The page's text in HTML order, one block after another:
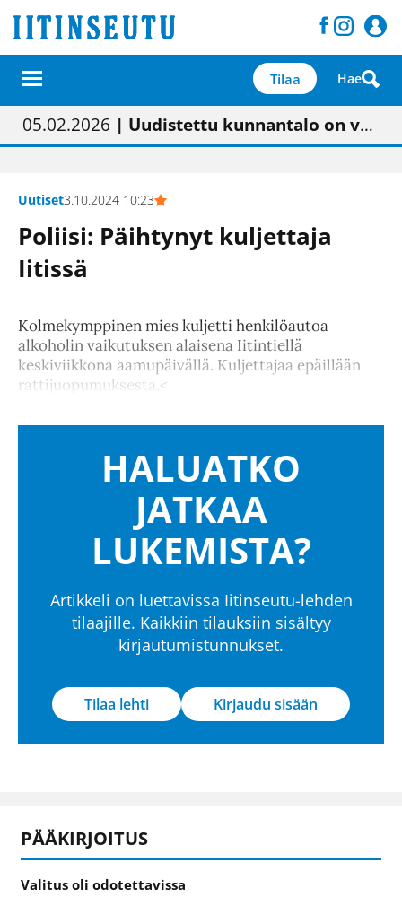
Tilaa Hae
01.02.2026 | Painon vaihtumisen pitäisi näkyä hieman parempana painojäljen laatuna lehdessä
05.02.2026 | Uudistettu kunnantalo on valoisa
23.04.2026 | “Olemme käynnistämässä uudelleen keskustavisiotyön”
09.05.2026| "Maalla on totuttu elämään omavaraisemmin kuin kaupungissa"
Uutiset3.10.2024 10:23
Poliisi: Päihtynyt kuljettaja
Iitissä
Kolmekymppinen mies kuljetti henkilöautoa
alkoholin vaikutuksen alaisena Iitintiellä
keskiviikkona aamupäivällä. Kuljettajaa epäillään
rattijuopumuksesta.<
HALUATKO
JATKAA
LUKEMISTA?
Artikkeli on luettavissa Iitinseutu-lehden
tilaajille. Kaikkiin tilauksiin sisältyy
kirjautumistunnukset.
Tilaa lehti Kirjaudu sisään
PÄÄKIRJOITUS
Valitus oli odotettavissa